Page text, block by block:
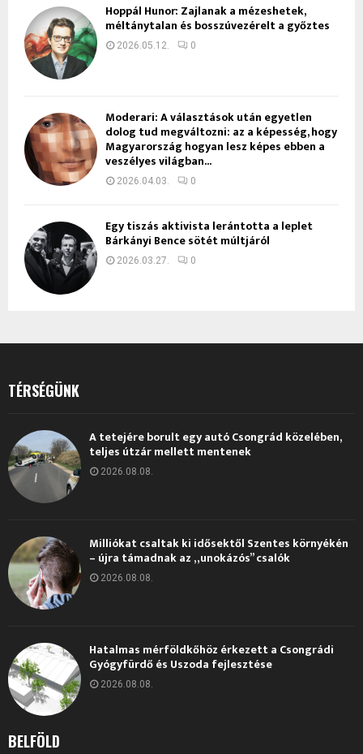
Hoppál Hunor: Zajlanak a mézeshetek,
méltánytalan és bosszúvezérelt a győztes
2026.05.12. 0
Moderari: A választások után egyetlen
dolog tud megváltozni: az a képesség, hogy
Magyarország hogyan lesz képes ebben a
veszélyes világban...
2026.04.03. 0
Egy tiszás aktivista lerántotta a leplet
Bárkányi Bence sötét múltjáról
2026.03.27. 0
TÉRSÉGÜNK
A tetejére borult egy autó Csongrád közelében,
teljes útzár mellett mentenek
2026.08.08.
Milliókat csaltak ki idősektől Szentes környékén
– újra támadnak az „unokázós” csalók
2026.08.08.
Hatalmas mérföldkőhöz érkezett a Csongrádi
Gyógyfürdő és Uszoda fejlesztése
2026.08.08.
BELFÖLD